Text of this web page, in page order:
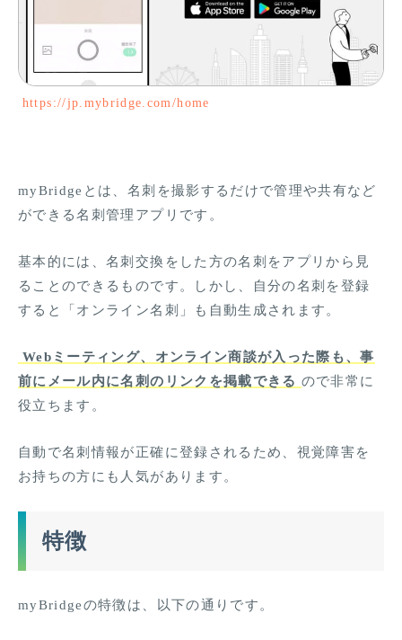
https://jp.mybridge.com/home
myBridgeとは、名刺を撮影するだけで管理や共有など
ができる名刺管理アプリです。
基本的には、名刺交換をした方の名刺をアプリから見
ることのできるものです。しかし、自分の名刺を登録
すると「オンライン名刺」も自動生成されます。
Webミーティング、オンライン商談が入った際も、事
前にメール内に名刺のリンクを掲載できる ので非常に
役立ちます。
自動で名刺情報が正確に登録されるため、視覚障害を
お持ちの方にも人気があります。
特徴
myBridgeの特徴は、以下の通りです。